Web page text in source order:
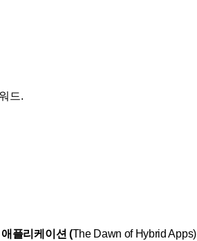
드.
플리케이션 (The Dawn of Hybrid Apps)